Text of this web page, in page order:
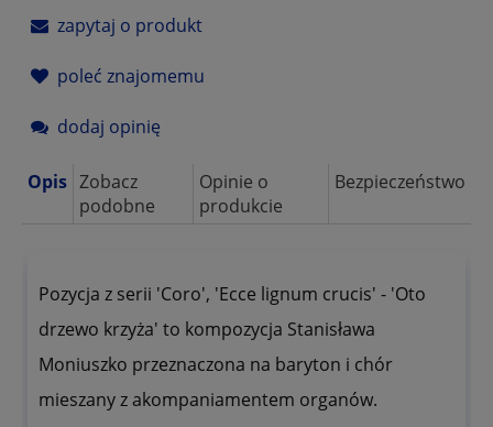
zapytaj o produkt
poleć znajomemu
dodaj opinię
Opis Zobacz
podobne
Opinie o
produkcie
Bezpieczeństwo
Pozycja z serii 'Coro', 'Ecce lignum crucis' - 'Oto
drzewo krzyża' to kompozycja Stanisława
Moniuszko przeznaczona na baryton i chór
mieszany z akompaniamentem organów.